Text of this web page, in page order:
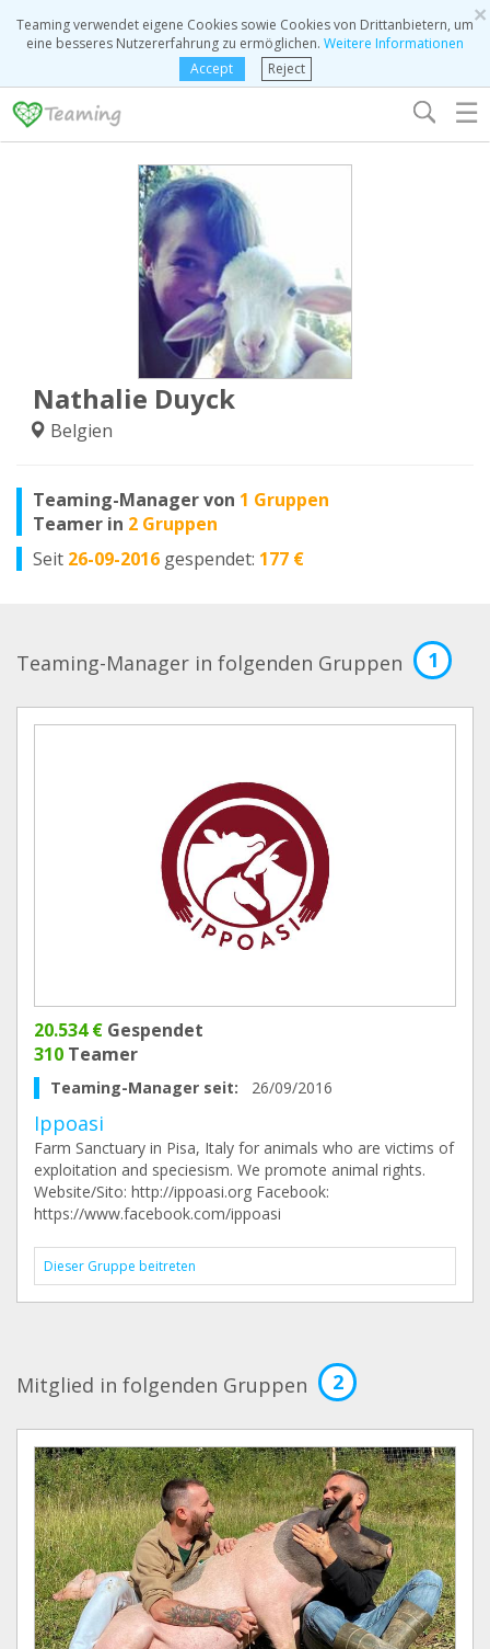
×
Teaming verwendet eigene Cookies sowie Cookies von Drittanbietern, um
eine besseres Nutzererfahrung zu ermöglichen. Weitere Informationen
Accept
Reject
☰
Nathalie Duyck
Belgien
Teaming-Manager von 1 Gruppen
Teamer in 2 Gruppen
Seit 26-09-2016 gespendet: 177 €
Teaming-Manager in folgenden Gruppen 1
20.534 € Gespendet
310 Teamer
Teaming-Manager seit: 26/09/2016
Ippoasi
Farm Sanctuary in Pisa, Italy for animals who are victims of
exploitation and speciesism. We promote animal rights.
Website/Sito: http://ippoasi.org Facebook:
https://www.facebook.com/ippoasi
Dieser Gruppe beitreten
Mitglied in folgenden Gruppen 2